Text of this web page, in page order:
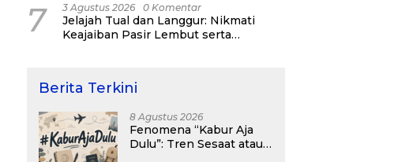
7 3 Agustus 2026 0 Komentar
Jelajah Tual dan Langgur: Nikmati
Keajaiban Pasir Lembut serta
Berita Terkini
8 Agustus 2026
Fenomena “Kabur Aja
Dulu”: Tren Sesaat atau